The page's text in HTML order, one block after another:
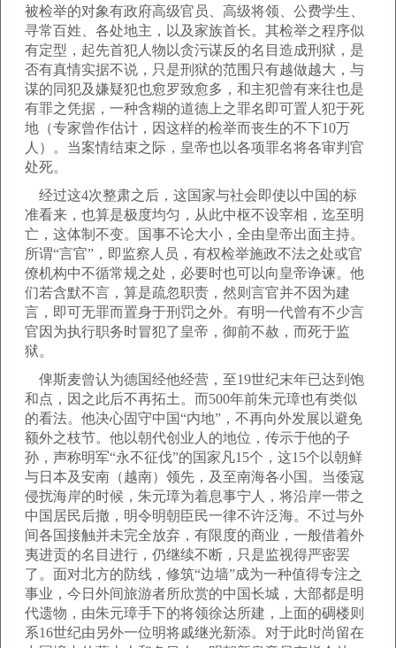
被检举的对象有政府高级官员、高级将领、公费学生、
寻常百姓、各处地主，以及家族首长。其检举之程序似
有定型，起先首犯人物以贪污谋反的名目造成刑狱，是
否有真情实据不说，只是刑狱的范围只有越做越大，与
谋的同犯及嫌疑犯也愈罗致愈多，和主犯曾有来往也是
有罪之凭据，一种含糊的道德上之罪名即可置人犯于死
地（专家曾作估计，因这样的检举而丧生的不下10万
人）。当案情结束之际，皇帝也以各项罪名将各审判官
处死。
经过这4次整肃之后，这国家与社会即使以中国的标
准看来，也算是极度均匀，从此中枢不设宰相，迄至明
亡，这体制不变。国事不论大小，全由皇帝出面主持。
所谓“言官”，即监察人员，有权检举施政不法之处或官
僚机构中不循常规之处，必要时也可以向皇帝诤谏。他
们若含默不言，算是疏忽职责，然则言官并不因为建
言，即可无罪而置身于刑罚之外。有明一代曾有不少言
官因为执行职务时冒犯了皇帝，御前不赦，而死于监
狱。
俾斯麦曾认为德国经他经营，至19世纪末年已达到饱
和点，因之此后不再拓土。而500年前朱元璋也有类似
的看法。他决心固守中国“内地”，不再向外发展以避免
额外之枝节。他以朝代创业人的地位，传示于他的子
孙，声称明军“永不征伐”的国家凡15个，这15个以朝鲜
与日本及安南（越南）领先，及至南海各小国。当倭寇
侵扰海岸的时候，朱元璋为着息事宁人，将沿岸一带之
中国居民后撤，明令明朝臣民一律不许泛海。不过与外
间各国接触并未完全放弃，有限度的商业，一般借着外
夷进贡的名目进行，仍继续不断，只是监视得严密罢
了。面对北方的防线，修筑“边墙”成为一种值得专注之
事业，今日外间旅游者所欣赏的中国长城，大部都是明
代遗物，由朱元璋手下的将领徐达所建，上面的碉楼则
系16世纪由另外一位明将戚继光新添。对于此时尚留在